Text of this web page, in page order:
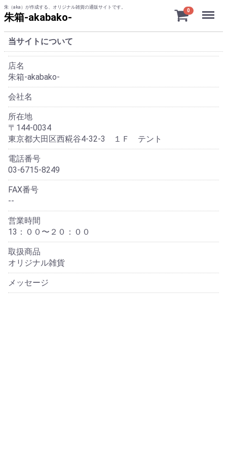
朱（aka）が作成する、オリジナル雑貨の通販サイトです。
朱箱-akabako-
0 Menu
当サイトについて
店名
朱箱-akabako-
会社名
所在地
〒144-0034
東京都大田区西糀谷4-32-3 １Ｆ テント
電話番号
03-6715-8249
FAX番号
--
営業時間
13：００〜２０：００
取扱商品
オリジナル雑貨
メッセージ